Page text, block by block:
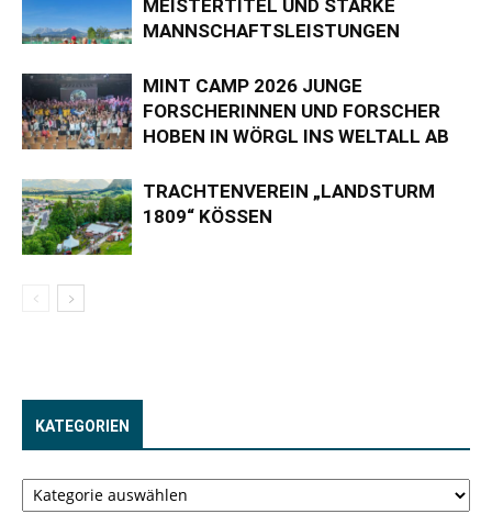
MEISTERTITEL UND STARKE
MANNSCHAFTSLEISTUNGEN
MINT CAMP 2026 JUNGE
FORSCHERINNEN UND FORSCHER
HOBEN IN WÖRGL INS WELTALL AB
TRACHTENVEREIN „LANDSTURM
1809“ KÖSSEN
KATEGORIEN
Kategorien